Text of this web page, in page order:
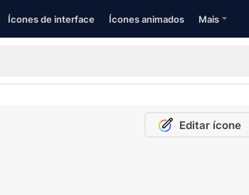
Ícones de interface Ícones animados Mais
Editar ícone